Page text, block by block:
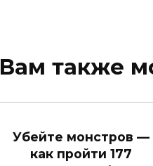
Вам также
Убейте монстров —
как пройти 177